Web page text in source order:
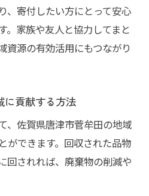
、寄付したい方にとって安心
。家族や友人と協力してまと
資源の有効活用にもつながり
に貢献する方法
、佐賀県唐津市菅牟田の地域
ができます。回収された品物
回されれば、廃棄物の削減や